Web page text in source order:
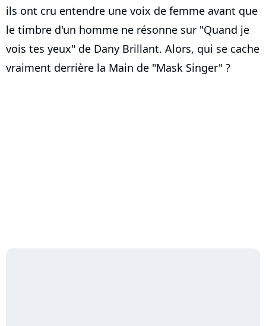
ils ont cru entendre une voix de femme avant que
le timbre d'un homme ne résonne sur "Quand je
vois tes yeux" de Dany Brillant. Alors, qui se cache
vraiment derrière la Main de "Mask Singer" ?